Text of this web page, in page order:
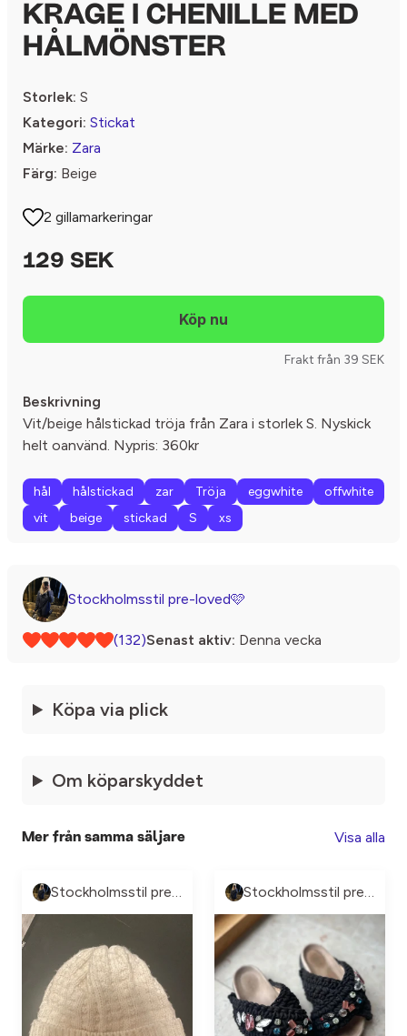
KRAGE I CHENILLE MED
HÅLMÖNSTER
Storlek: S
Kategori: Stickat
Märke: Zara
Färg: Beige
2 gillamarkeringar
129 SEK
Frakt från 39 SEK
Beskrivning
Vit/beige hålstickad tröja från Zara i storlek S. Nyskick
helt oanvänd. Nypris: 360kr
hål hålstickad zar Tröja eggwhite
offwhite
vit
beige stickad S xs
Stockholmsstil pre-loved🩷
(132)Senast aktiv: Denna vecka
Köpa via plick
Om köparskyddet
Mer från samma säljare Visa alla
Stockholmsstil pre-loved🩷 Stockholmsstil pre-loved🩷